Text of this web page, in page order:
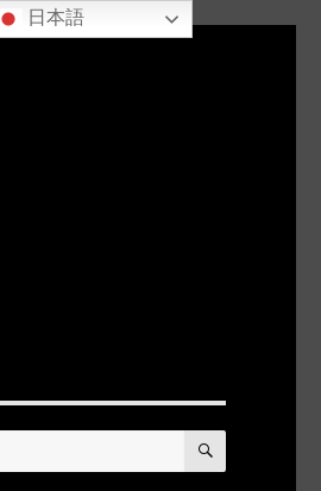
検
日本語